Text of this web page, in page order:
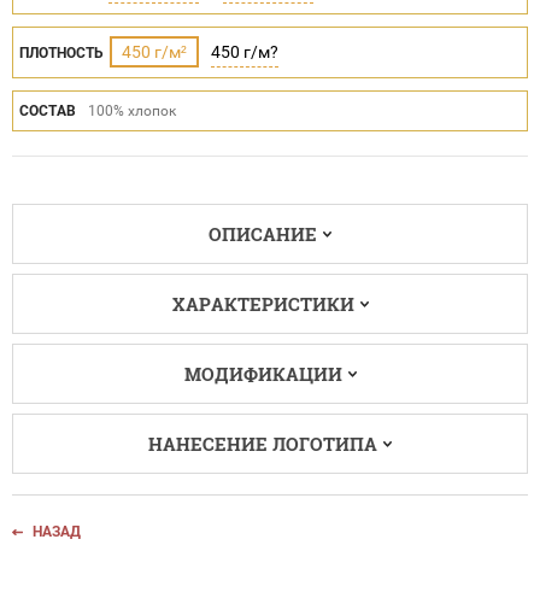
ПЛОТНОСТЬ 450 г/м² 450 г/м?
СОСТАВ 100% хлопок
ОПИСАНИЕ
ХАРАКТЕРИСТИКИ
МОДИФИКАЦИИ
НАНЕСЕНИЕ ЛОГОТИПА
НАЗАД